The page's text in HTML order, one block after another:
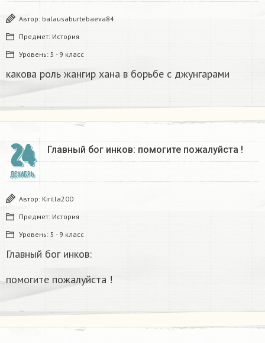
Автор: balausaburtebaeva84
Предмет: История
Уровень: 5 - 9 класс
какова роль жангир хана в борьбе с джунгарами​
24
ДЕКАБРЬ
Главный бог инков: помогите пожалуйста !
Автор: Kirilla200
Предмет: История
Уровень: 5 - 9 класс
Главный бог инков:
помогите пожалуйста !